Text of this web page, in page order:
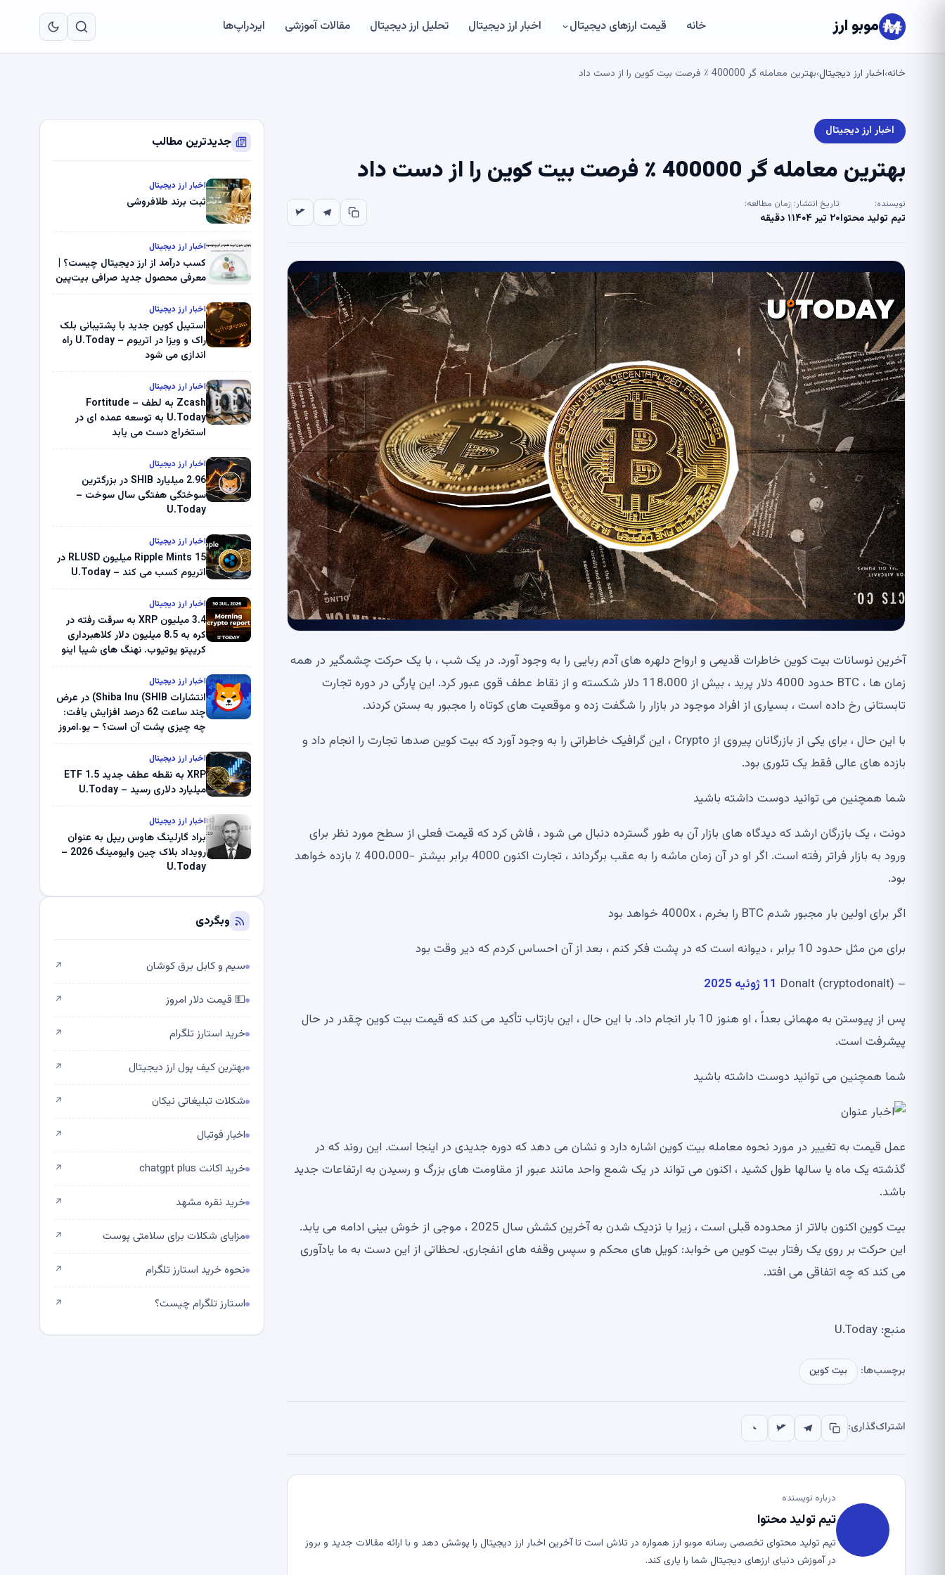
موبو ارز خانه قیمت ارزهای دیجیتال اخبار ارز دیجیتال تحلیل ارز دیجیتال مقالات آموزشی ایردراپ‌ها
خانه›اخبار ارز دیجیتال›بهترین معامله گر 400000 ٪ فرصت بیت کوین را از دست داد
اخبار ارز دیجیتال
بهترین معامله گر 400000 ٪ فرصت بیت کوین را از دست داد
نویسنده:
تیم تولید محتوا
تاریخ انتشار:
۲۰ تیر ۱۴۰۴
زمان مطالعه:
۱ دقیقه
آخرین نوسانات بیت کوین خاطرات قدیمی و ارواح دلهره های آدم ربایی را به وجود آورد. در یک شب ، با یک حرکت چشمگیر در همه
زمان ها ، BTC حدود 4000 دلار پرید ، بیش از 118،000 دلار شکسته و از نقاط عطف قوی عبور کرد. این پارگی در دوره تجارت
تابستانی رخ داده است ، بسیاری از افراد موجود در بازار را شگفت زده و موقعیت های کوتاه را مجبور به بستن کردند.
با این حال ، برای یکی از بازرگانان پیروی از Crypto ، این گرافیک خاطراتی را به وجود آورد که بیت کوین صدها تجارت را انجام داد و
بازده های عالی فقط یک تئوری بود.
شما همچنین می توانید دوست داشته باشید
دونت ، یک بازرگان ارشد که دیدگاه های بازار آن به طور گسترده دنبال می شود ، فاش کرد که قیمت فعلی از سطح مورد نظر برای
ورود به بازار فراتر رفته است. اگر او در آن زمان ماشه را به عقب برگرداند ، تجارت اکنون 4000 برابر بیشتر -400،000 ٪ بازده خواهد
بود.
اگر برای اولین بار مجبور شدم BTC را بخرم ، 4000x خواهد بود
برای من مثل حدود 10 برابر ، دیوانه است که در پشت فکر کنم ، بعد از آن احساس کردم که دیر وقت بود
– Donalt (cryptodonalt)
11 ژوئیه 2025
پس از پیوستن به مهمانی بعداً ، او هنوز 10 بار انجام داد. با این حال ، این بازتاب تأکید می کند که قیمت بیت کوین چقدر در حال
پیشرفت است.
شما همچنین می توانید دوست داشته باشید
عمل قیمت به تغییر در مورد نحوه معامله بیت کوین اشاره دارد و نشان می دهد که دوره جدیدی در اینجا است. این روند که در
گذشته یک ماه یا سالها طول کشید ، اکنون می تواند در یک شمع واحد مانند عبور از مقاومت های بزرگ و رسیدن به ارتفاعات جدید
باشد.
بیت کوین اکنون بالاتر از محدوده قبلی است ، زیرا با نزدیک شدن به آخرین کشش سال 2025 ، موجی از خوش بینی ادامه می یابد.
این حرکت بر روی یک رفتار بیت کوین می خوابد: کویل های محکم و سپس وقفه های انفجاری. لحظاتی از این دست به ما یادآوری
می کند که چه اتفاقی می افتد.
منبع: U.Today
برچسب‌ها: بیت کوین
اشتراک‌گذاری:
درباره نویسنده
تیم تولید محتوا
تیم تولید محتوای تخصصی رسانه موبو ارز همواره در تلاش است تا آخرین اخبار ارز دیجیتال را پوشش دهد و با ارائه مقالات جدید و بروز
در آموزش دنیای ارزهای دیجیتال شما را یاری کند.
جدیدترین مطالب
اخبار ارز دیجیتال
ثبت برند طلافروشی
اخبار ارز دیجیتال
کسب درآمد از ارز دیجیتال چیست؟ |
معرفی محصول جدید صرافی بیت‌پین
اخبار ارز دیجیتال
استیبل کوین جدید با پشتیبانی بلک
راک و ویزا در اتریوم – U.Today راه
اندازی می شود
اخبار ارز دیجیتال
Zcash به لطف Fortitude –
U.Today به توسعه عمده ای در
استخراج دست می یابد
اخبار ارز دیجیتال
2.96 میلیارد SHIB در بزرگترین
سوختگی هفتگی سال سوخت –
U.Today
اخبار ارز دیجیتال
Ripple Mints 15 میلیون RLUSD در
اتریوم کسب می کند – U.Today
اخبار ارز دیجیتال
3.4 میلیون XRP به سرقت رفته در
کره به 8.5 میلیون دلار کلاهبرداری
کریپتو یوتیوب. نهنگ های شیبا اینو
میلیون دلار U-Turn در بیت کوین را
ثبت کرد – گزارش کریپتو صبح –
U.Today
اخبار ارز دیجیتال
انتشارات Shiba Inu (SHIB) در عرض
چند ساعت 62 درصد افزایش یافت:
چه چیزی پشت آن است؟ – یو.امروز
اخبار ارز دیجیتال
XRP به نقطه عطف جدید ETF 1.5
میلیارد دلاری رسید – U.Today
اخبار ارز دیجیتال
براد گارلینگ هاوس ریپل به عنوان
رویداد بلاک چین وایومینگ 2026 –
U.Today
وبگردی
سیم و کابل برق کوشان ↗
💵 قیمت دلار امروز ↗
خرید استارز تلگرام ↗
بهترین کیف پول ارز دیجیتال ↗
شکلات تبلیغاتی نیکان ↗
اخبار فوتبال ↗
خرید اکانت chatgpt plus ↗
خرید نقره مشهد ↗
مزایای شکلات برای سلامتی پوست ↗
نحوه خرید استارز تلگرام ↗
استارز تلگرام چیست؟ ↗